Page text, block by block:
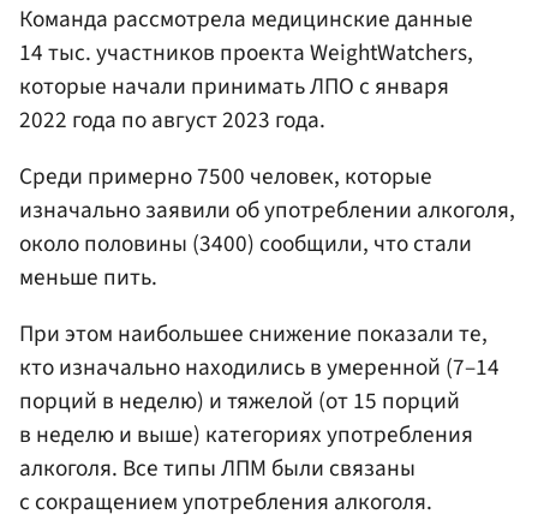
Команда рассмотрела медицинские данные
14 тыс. участников проекта WeightWatchers,
которые начали принимать ЛПО с января
2022 года по август 2023 года.
Среди примерно 7500 человек, которые
изначально заявили об употреблении алкоголя,
около половины (3400) сообщили, что стали
меньше пить.
При этом наибольшее снижение показали те,
кто изначально находились в умеренной (7–14
порций в неделю) и тяжелой (от 15 порций
в неделю и выше) категориях употребления
алкоголя. Все типы ЛПМ были связаны
с сокращением употребления алкоголя.